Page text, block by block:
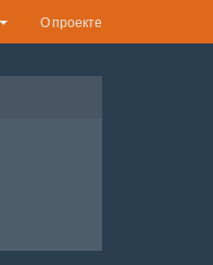
О проекте